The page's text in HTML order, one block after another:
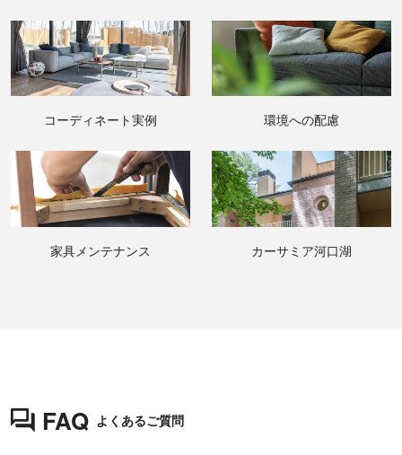
コーディネート実例 環境への配慮
家具メンテナンス カーサミア河口湖
FAQ よくあるご質問